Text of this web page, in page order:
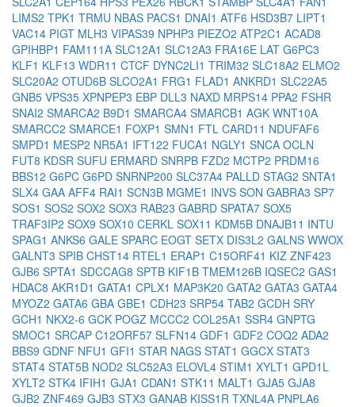
LIMS2 TPK1 TRMU NBAS PACS1 DNAI1 ATF6 HSD3B7 LIPT1
VAC14 PIGT MLH3 VIPAS39 NPHP3 PIEZO2 ATP2C1 ACAD8
GPIHBP1 FAM111A SLC12A1 SLC12A3 FRA16E LAT G6PC3
KLF1 KLF13 WDR11 CTCF DYNC2LI1 TRIM32 SLC18A2 ELMO2
SLC20A2 OTUD6B SLCO2A1 FRG1 FLAD1 ANKRD1 SLC22A5
GNB5 VPS35 XPNPEP3 EBP DLL3 NAXD MRPS14 PPA2 FSHR
SNAI2 SMARCA2 B9D1 SMARCA4 SMARCB1 AGK WNT10A
SMARCC2 SMARCE1 FOXP1 SMN1 FTL CARD11 NDUFAF6
SMPD1 MESP2 NR5A1 IFT122 FUCA1 NGLY1 SNCA OCLN
FUT8 KDSR SUFU ERMARD SNRPB FZD2 MCTP2 PRDM16
BBS12 G6PC G6PD SNRNP200 SLC37A4 PALLD STAG2 SNTA1
SLX4 GAA AFF4 RAI1 SCN3B MGME1 INVS SON GABRA3 SP7
SOS1 SOS2 SOX2 SOX3 RAB23 GABRD SPATA7 SOX5
TRAF3IP2 SOX9 SOX10 CERKL SOX11 KDM5B DNAJB11 INTU
SPAG1 ANKS6 GALE SPARC EOGT SETX DIS3L2 GALNS WWOX
GALNT3 SPIB CHST14 RTEL1 ERAP1 C15ORF41 KIZ ZNF423
GJB6 SPTA1 SDCCAG8 SPTB KIF1B TMEM126B IQSEC2 GAS1
HDAC8 AKR1D1 GATA1 CPLX1 MAP3K20 GATA2 GATA3 GATA4
MYOZ2 GATA6 GBA GBE1 CDH23 SRP54 TAB2 GCDH SRY
GCH1 NKX2-6 GCK POGZ MCCC2 COL25A1 SSR4 GNPTG
SMOC1 SRCAP C12ORF57 SLFN14 GDF1 GDF2 COQ2 ADA2
BBS9 GDNF NFU1 GFI1 STAR NAGS STAT1 GGCX STAT3
STAT4 STAT5B NOD2 SLC52A3 ELOVL4 STIM1 XYLT1 GPD1L
XYLT2 STK4 IFIH1 GJA1 CDAN1 STK11 MALT1 GJA5 GJA8
GJB2 ZNF469 GJB3 STX3 GANAB KISS1R TXNL4A PNPLA6